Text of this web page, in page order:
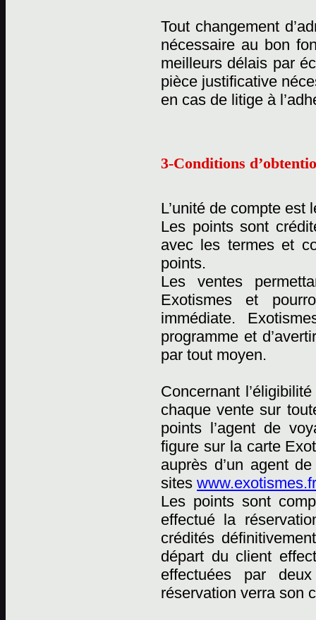
Tout changement
nécessaire au bon
meilleurs délais par
pièce justificative
en cas de litige à
3-Conditions
L’unité de compte est
Les points sont
avec les termes et
points.
Les ventes
Exotismes et
immédiate.
programme et
par tout moyen.
Concernant
chaque vente sur
points l’agent de
figure sur la carte
auprès d’un agent
sites
Les points sont
effectué la
crédités
départ du client
effectuées par
réservation verra son